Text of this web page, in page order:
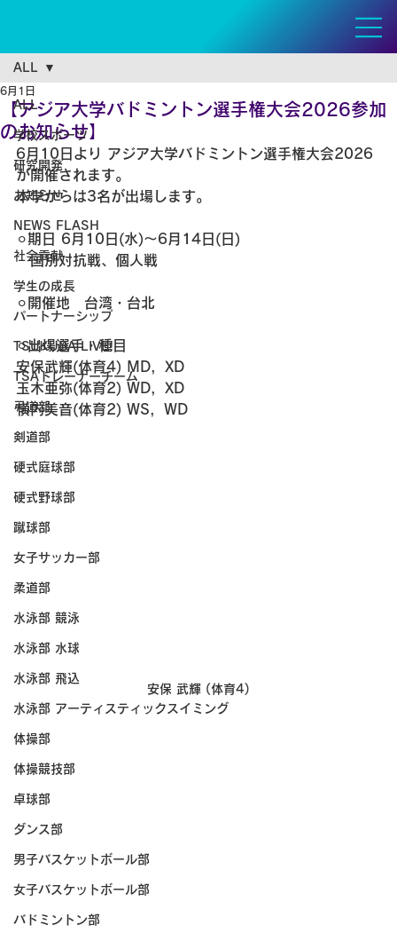
ALL
学校スポーツ
研究開発
お知らせ
NEWS FLASH
社会貢献
学生の成長
パートナーシップ
TSUKUBA LIVE!
TSAトレーナーチーム
弓道部
剣道部
硬式庭球部
硬式野球部
蹴球部
女子サッカー部
柔道部
水泳部 競泳
水泳部 水球
水泳部 飛込
水泳部 アーティスティックスイミング
体操部
体操競技部
卓球部
ダンス部
男子バスケットボール部
女子バスケットボール部
バドミントン部
ALL
【アジア大学バドミントン選手権大会2026参加
のお知らせ】
6月1日
6月10日より アジア大学バドミントン選手権大会2026
が開催されます。
本学からは3名が出場します。
⚪︎期日 6月10日(水)～6月14日(日)
国別対抗戦、個人戦
⚪︎開催地　台湾・台北
⚪︎出場選手・種目
安保武輝(体育4) MD，XD
玉木亜弥(体育2) WD，XD
横内美音(体育2) WS，WD
安保 武輝 (体育4)